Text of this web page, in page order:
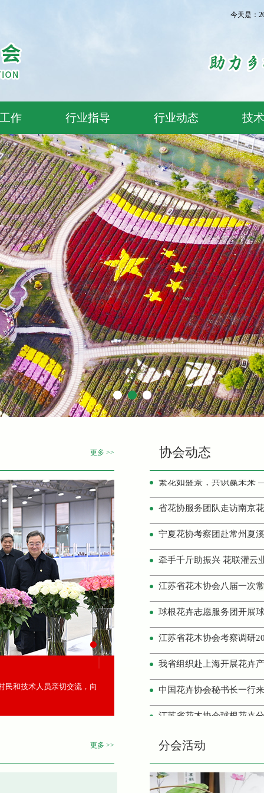
今天是：
作 行业指导 行业动态 技
更多 >>
民和技术人员亲切交流，向
协会动态
2026南京月季新品种观摩
江苏省花木协会兰花分会
江苏省花木协会召开第八
省花协服务团队走访南京
江苏省花木协会第八届二
江苏省花木协会插花艺术
江苏省花木协会荷花分会
江苏省花木协会盆景分会
省花协盆景分会换届暨盆
省花协服务团队走访南京
宁夏花协考察团赴常州夏
牵手千斤助振兴 花联灌云
球根花卉志愿服务团开展
江苏省花木协会考察调研
我省组织赴上海开展花卉
中国花卉协会秘书长一行
江苏省花木协会球根花卉
“可口好粮”杯首届梅花传
江苏省花木协会新会员招
2026南京月季新品种观摩
江苏省花木协会兰花分会
更多 >> 分会活动